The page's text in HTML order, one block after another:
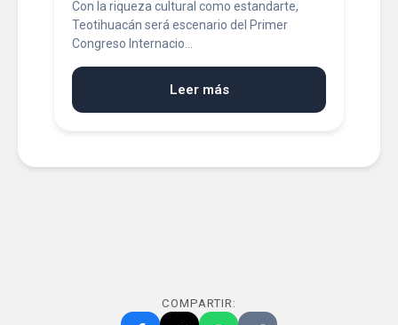
Con la riqueza cultural como estandarte,
Teotihuacán será escenario del Primer
Congreso Internacio...
Leer más
COMPARTIR: